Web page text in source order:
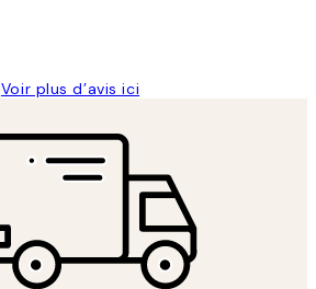
Voir plus d’avis ici